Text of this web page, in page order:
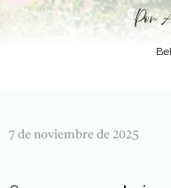
Por
7 de noviembre de 2025